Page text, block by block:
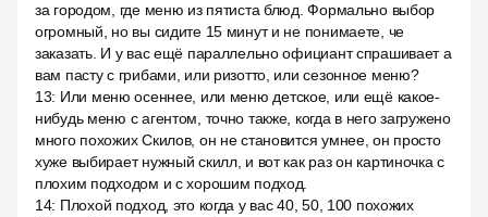
за городом, где меню из пятиста блюд. Формально выбор
огромный, но вы сидите 15 минут и не понимаете, че
заказать. И у вас ещё параллельно официант спрашивает а
вам пасту с грибами, или ризотто, или сезонное меню?
13: Или меню осеннее, или меню детское, или ещё какое-
нибудь меню с агентом, точно также, когда в него загружено
много похожих Скилов, он не становится умнее, он просто
хуже выбирает нужный скилл, и вот как раз он картиночка с
плохим подходом и с хорошим подход.
14: Плохой подход, это когда у вас 40, 50, 100 похожих